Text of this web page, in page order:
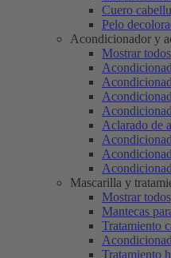
Cuero
Pelo
Acondicionador y
Mostrar todos
Aclarado de
Mascarilla y
Mostrar todos
Mantecas
Tratamiento
Tratamiento